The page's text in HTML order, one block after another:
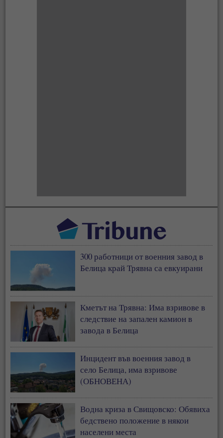
300 работници от военния завод в
Белица край Трявна са евкуирани
Кметът на Трявна: Има взривове в
следствие на запален камион в
завода в Белица
Инцидент във военния завод в
село Белица, има взривове
(ОБНОВЕНА)
Водна криза в Свищовско: Обявиха
бедствено положение в някои
населени места